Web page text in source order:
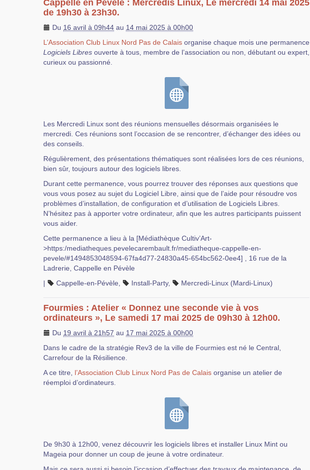
Cappelle en Pévèle : Mercredis Linux, Le mercredi 14 mai 2025
de 19h30 à 23h30.
Du 16 avril à 09h44 au 14 mai 2025 à 00h00
L’Association Club Linux Nord Pas de Calais organise chaque mois une permanence
Logiciels Libres ouverte à tous, membre de l’association ou non, débutant ou expert,
curieux ou passionné.
Les Mercredi Linux sont des réunions mensuelles désormais organisées le
mercredi. Ces réunions sont l’occasion de se rencontrer, d’échanger des idées ou
des conseils.
Régulièrement, des présentations thématiques sont réalisées lors de ces réunions,
bien sûr, toujours autour des logiciels libres.
Durant cette permanence, vous pourrez trouver des réponses aux questions que
vous vous posez au sujet du Logiciel Libre, ainsi que de l’aide pour résoudre vos
problèmes d’installation, de configuration et d’utilisation de Logiciels Libres.
N’hésitez pas à apporter votre ordinateur, afin que les autres participants puissent
vous aider.
Cette permanence a lieu à la [Médiathèque Cultiv’Art-
>https:/mediatheques.pevelecarembault.fr/mediatheque-cappelle-en-
pevele/#1494853048594-67fa4d77-24830a45-654bc562-0ee4] , 16 rue de la
Ladrerie, Cappelle en Pévèle
|
Cappelle-en-Pévèle Install-Party, Mercredi-Linux (Mardi-Linux)
Fourmies : Atelier « Donnez une seconde vie à vos
ordinateurs », Le samedi 17 mai 2025 de 09h30 à 12h00.
Du 19 avril à 21h57 au 17 mai 2025 à 00h00
Dans le cadre de la stratégie Rev3 de la ville de Fourmies est né le Central,
Carrefour de la Résilience.
A ce titre, l’Association Club Linux Nord Pas de Calais organise un atelier de
réemploi d’ordinateurs.
De 9h30 à 12h00, venez découvrir les logiciels libres et installer Linux Mint ou
Mageia pour donner un coup de jeune à votre ordinateur.